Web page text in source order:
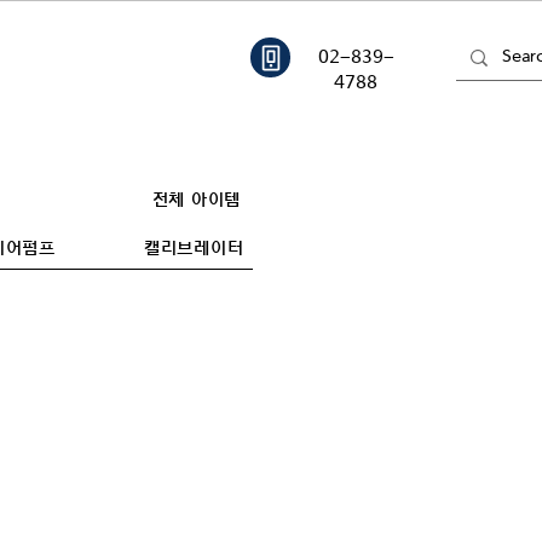
02-839-
4788
전체 아이템
어펌프 캘리브레이터